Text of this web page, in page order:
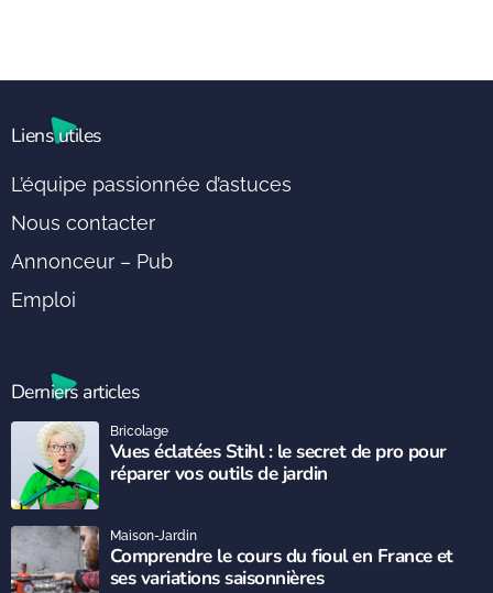
Liens utiles
L’équipe passionnée d’astuces
Nous contacter
Annonceur – Pub
Emploi
Derniers articles
Vues éclatées Stihl : le secret de pro pour
réparer vos outils de jardin
Bricolage
Comprendre le cours du fioul en France et
ses variations saisonnières
Maison-Jardin